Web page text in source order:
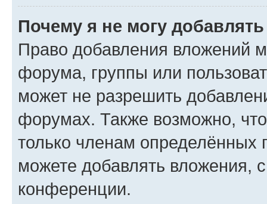
Почему я не могу
Право добавления вложений
форума, группы или
может не разрешить
форумах. Также возможно,
только членам определённых
можете добавлять вложения,
конференции.